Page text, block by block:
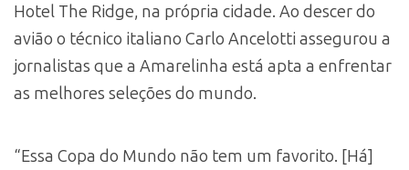
Hotel The Ridge, na própria cidade. Ao descer do
avião o técnico italiano Carlo Ancelotti assegurou a
jornalistas que a Amarelinha está apta a enfrentar
as melhores seleções do mundo.
“Essa Copa do Mundo não tem um favorito. [Há]